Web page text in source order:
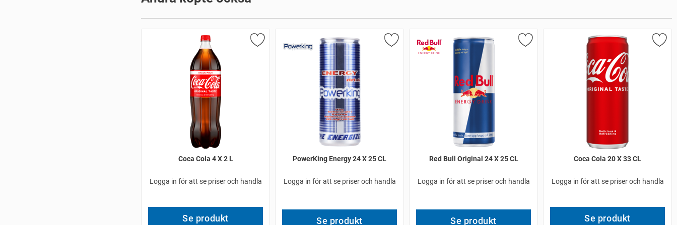
Coca Cola 4 X 2 L
Logga in för att se priser och handla
Se produkt
PowerKing Energy 24 X 25 CL
Logga in för att se priser och handla
Se produkt
Red Bull Original 24 X 25 CL
Logga in för att se priser och handla
Se produkt
Coca Cola 20 X 33 CL
Logga in för att se priser och handla
Se produkt